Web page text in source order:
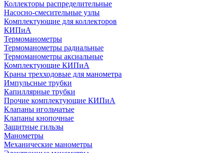
Коллекторы распределительные
Насосно-смесительные узлы
Комплектующие для коллекторов
КИПиА
Термоманометры
Термоманометры радиальные
Термоманометры аксиальные
Комплектующие КИПиА
Краны трехходовые для манометра
Импульсные трубки
Капиллярные трубки
Прочие комплектующие КИПиА
Клапаны игольчатые
Клапаны кнопочные
Защитные гильзы
Манометры
Механические манометры